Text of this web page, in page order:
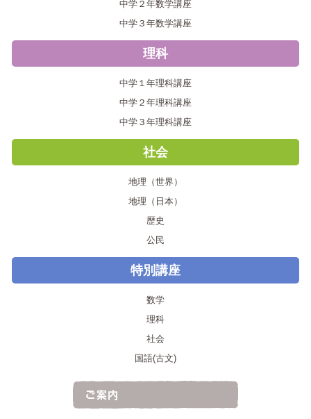
中学２年数学講座
中学３年数学講座
理科
中学１年理科講座
中学２年理科講座
中学３年理科講座
社会
地理（世界）
地理（日本）
歴史
公民
特別講座
数学
理科
社会
国語(古文)